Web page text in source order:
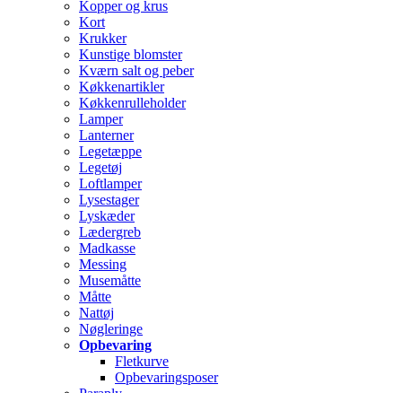
Kopper og krus
Kort
Krukker
Kunstige blomster
Kværn salt og peber
Køkkenartikler
Køkkenrulleholder
Lamper
Lanterner
Legetæppe
Legetøj
Loftlamper
Lysestager
Lyskæder
Lædergreb
Madkasse
Messing
Musemåtte
Måtte
Nattøj
Nøgleringe
Opbevaring
Fletkurve
Opbevaringsposer